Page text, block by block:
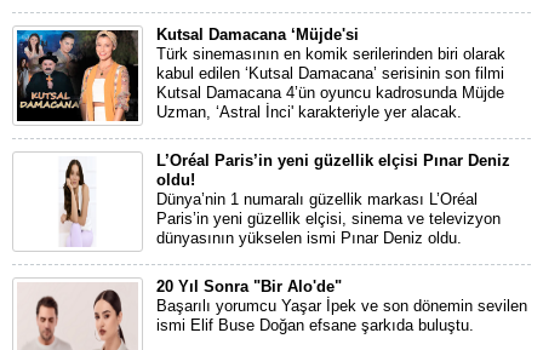
Kutsal Damacana ‘Müjde'si
​Türk sinemasının en komik serilerinden biri olarak
kabul edilen ‘Kutsal Damacana’ serisinin son filmi
Kutsal Damacana 4’ün oyuncu kadrosunda Müjde
Uzman, ‘Astral İnci' karakteriyle yer alacak.
L’Oréal Paris’in yeni güzellik elçisi Pınar Deniz
oldu!
Dünya’nin 1 numaralı güzellik markası L’Oréal
Paris’in yeni güzellik elçisi, sinema ve televizyon
dünyasının yükselen ismi Pınar Deniz oldu.
20 Yıl Sonra "Bir Alo'de"
Başarılı yorumcu Yaşar İpek ve son dönemin sevilen
ismi Elif Buse Doğan efsane şarkıda buluştu.